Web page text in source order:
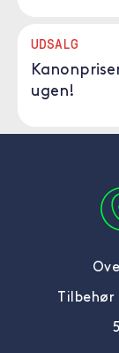
UDSALG
ugen!